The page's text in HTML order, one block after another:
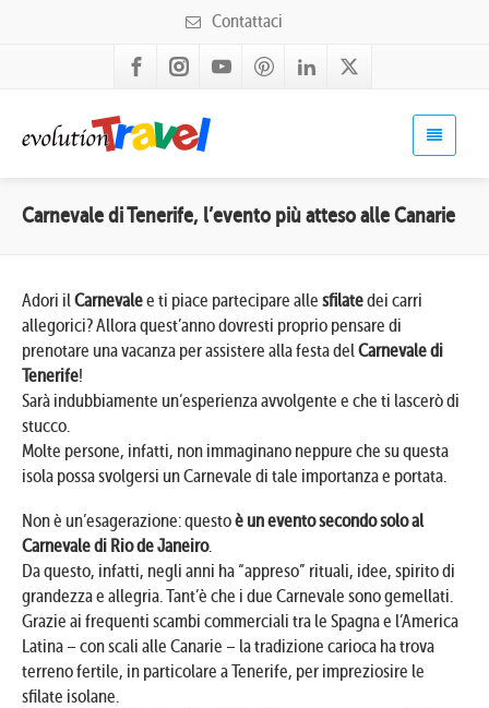
Contattaci
Carnevale di Tenerife, l’evento più atteso alle Canarie
Adori ilCarnevalee ti piace partecipare alle sfilatedei carri
allegorici? Allora quest’anno dovresti proprio pensare di
prenotare una vacanza per assistere alla festa delCarnevale di
Tenerife!
Sarà indubbiamente un’esperienza avvolgente e che ti lascerò di
stucco.
Molte persone, infatti, non immaginano neppure che su questa
isola possa svolgersi un Carnevale di tale importanza e portata.
Non è un’esagerazione: questoè un evento secondo solo al
Carnevale di Rio de Janeiro.
Da questo, infatti, negli anni ha “appreso” rituali, idee, spirito di
grandezza e allegria. Tant’è che i due Carnevale sono gemellati.
Grazie ai frequenti scambi commerciali tra le Spagna e l’America
Latina – con scali alle Canarie – la tradizione carioca ha trova
terreno fertile, in particolare a Tenerife, per impreziosire le
sfilate isolane.